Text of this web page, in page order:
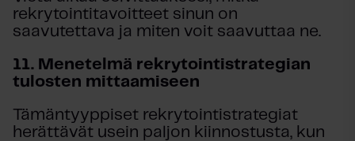
rekrytointitavoitteet sinun on
saavutettava ja miten voit saavuttaa ne.
11. Menetelmä rekrytointistrategian
tulosten mittaamiseen
Tämäntyyppiset rekrytointistrategiat
herättävät usein paljon kiinnostusta, kun